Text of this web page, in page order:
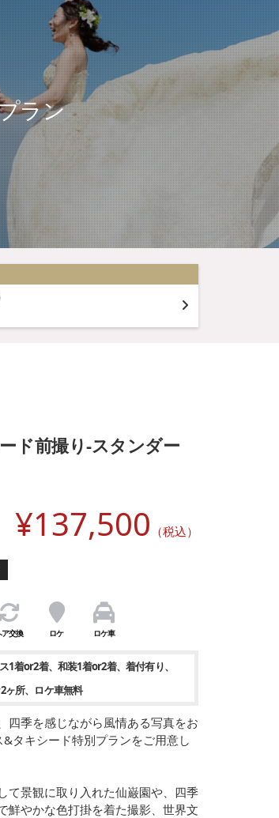
ラン
ド前撮り-スタンダー
¥137,500 （税込）
交換 ロケ ロケ車
1着or2着 和装1着or2着
着付有り
ヶ所 ロケ車無料
四季を感じながら風情ある写真をお
タキシード特別プランをご用意し
て景観に取り入れた仙巌園や、四季
鮮やかな色打掛を着た撮影、世界文